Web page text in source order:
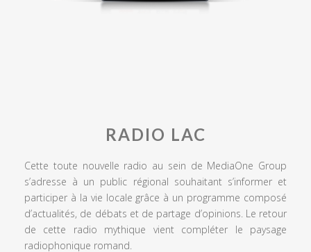
RADIO LAC
Cette toute nouvelle radio au sein de MediaOne Group
s’adresse à un public régional souhaitant s’informer et
participer à la vie locale grâce à un programme composé
d’actualités, de débats et de partage d’opinions. Le retour
de cette radio mythique vient compléter le paysage
radiophonique romand.